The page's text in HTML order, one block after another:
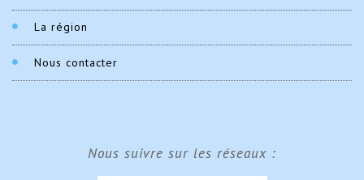
La région
Nous contacter
Nous suivre sur les réseaux :